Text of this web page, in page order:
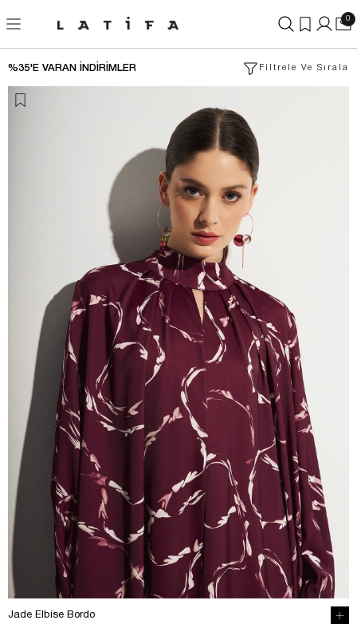
0
%35'E VARAN İNDIRIMLER Filtrele Ve Sırala
Jade Elbise Bordo